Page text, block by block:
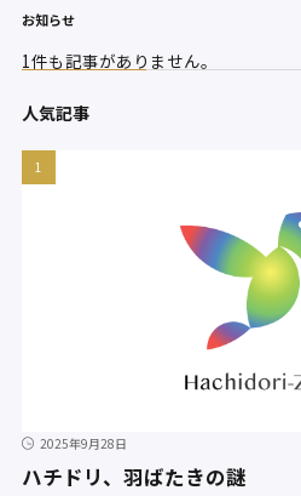
お知らせ
1件も記事がありません。
人気記事
2025年9月28日
ハチドリ、羽ばたきの謎